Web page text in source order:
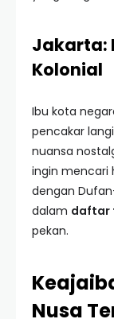
Jakarta:
Kolonial
Ibu kota
pencakar
nuansa
ingin mencari
dengan
dalam daftar
pekan.
Nusa